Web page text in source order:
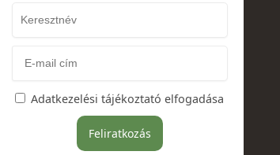
Adatkezelési tájékoztató elfogadása